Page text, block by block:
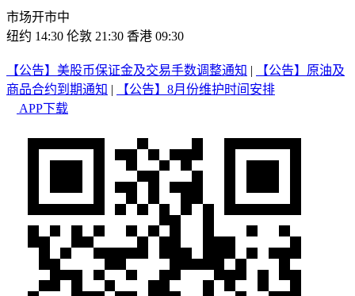
市场开市中
纽约 14:30 伦敦 21:30 香港 09:30
【公告】美股币保证金及交易手数调整通知 |
【公告】原油及
商品合约到期通知 |
【公告】8月份维护时间安排
APP下载